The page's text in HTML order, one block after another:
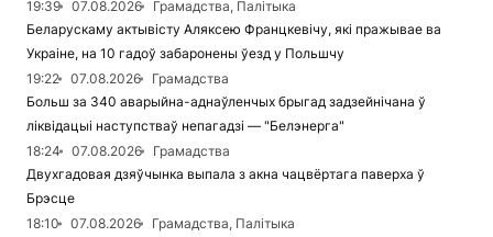
19:39
07.08.2026
Грамадства, Палітыка
Беларускаму актывісту Аляксею Францкевічу, які пражывае ва
Украіне, на 10 гадоў забаронены ўезд у Польшчу
19:22
07.08.2026
Грамадства
Больш за 340 аварыйна-аднаўленчых брыгад задзейнічана ў
ліквідацыі наступстваў непагадзі — "Белэнерга"
18:24
07.08.2026
Грамадства
Двухгадовая дзяўчынка выпала з акна чацвёртага паверха ў
Брэсце
18:10
07.08.2026
Грамадства, Палітыка